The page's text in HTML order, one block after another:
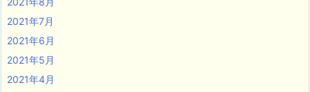
2021年7月
2021年6月
2021年5月
2021年4月